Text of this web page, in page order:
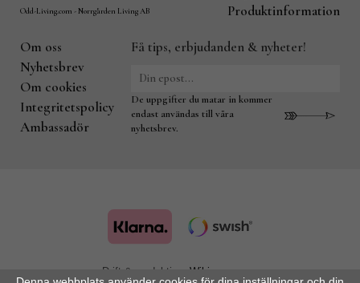
Odd-Living.com - Norrgården Living AB
Produktinformation
Om oss
Nyhetsbrev
Om cookies
Integritetspolicy
Ambassadör
Få tips, erbjudanden & nyheter!
De uppgifter du matar in kommer
endast användas till våra
nyhetsbrev.
Drift & produktion: Wikinggruppen